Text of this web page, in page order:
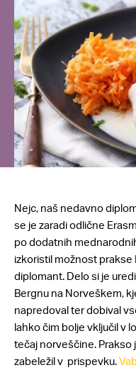
Nejc, naš nedavno
se je zaradi odlične
po dodatnih
izkoristil možnost
diplomant. Delo si je
Bergnu na Norveškem,
napredoval ter dobival
lahko čim bolje vključil v
tečaj norveščine. Prakso
zabeležil v prispevku.